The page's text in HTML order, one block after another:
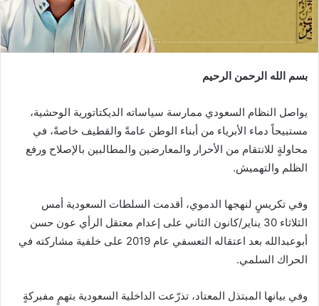
بسم الله الرحمن الرحيم
يواصل النظام السعودي ممارسة سياساته الديكتاتورية الوحشية،
مستبيحاً دماء الأبرياء من أبناء الوطن عامةً والقطيف خاصةً، في
محاولةٍ للانتقام من الأحرار والمعارضين والمطالبين بالإصلاح ورفع
الظلم والتهميش.
وفي تكريسٍ لنهجها الدموي، أقدمت السلطات السعودية أمس
الثلاثاء 30 يناير/كانون الثاني على إعدام معتقل الرأي عون حسن
أبوعبدالله بعد اعتقاله التعسفي عام 2019 على خلفية مشاركته في
الحراك السلمي.
وفي بيانها المبتذل المعتاد، تذرّعت الداخلية السعودية بتهمٍ مفبركةٍ